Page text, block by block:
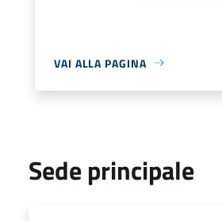
VAI ALLA PAGINA
Sede principale